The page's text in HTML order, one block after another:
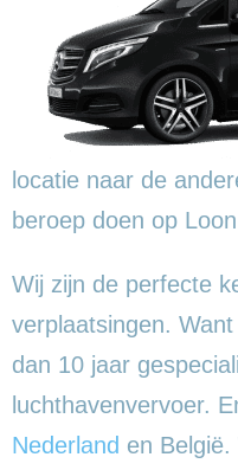
locatie naar de
beroep doen op
Wij zijn de perfecte
verplaatsingen.
dan 10 jaar
luchthavenvervoer.
Nederland en